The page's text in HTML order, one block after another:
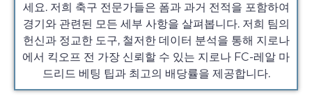
세요. 저희 축구 전문가들은 폼과 과거 전적을 포함하여
경기와 관련된 모든 세부 사항을 살펴봅니다. 저희 팀의
헌신과 정교한 도구, 철저한 데이터 분석을 통해 지로나
에서 킥오프 전 가장 신뢰할 수 있는 지로나 FC-레알 마
드리드 베팅 팁과 최고의 배당률을 제공합니다.